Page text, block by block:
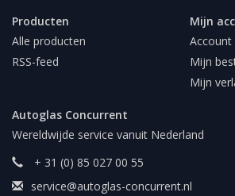
Producten
Alle producten
RSS-feed
Mijn
Account
Mijn
Mijn
Autoglas Concurrent
Wereldwijde service vanuit Nederland
+ 31 (0) 85 027 00 55
service@autoglas-concurrent.nl